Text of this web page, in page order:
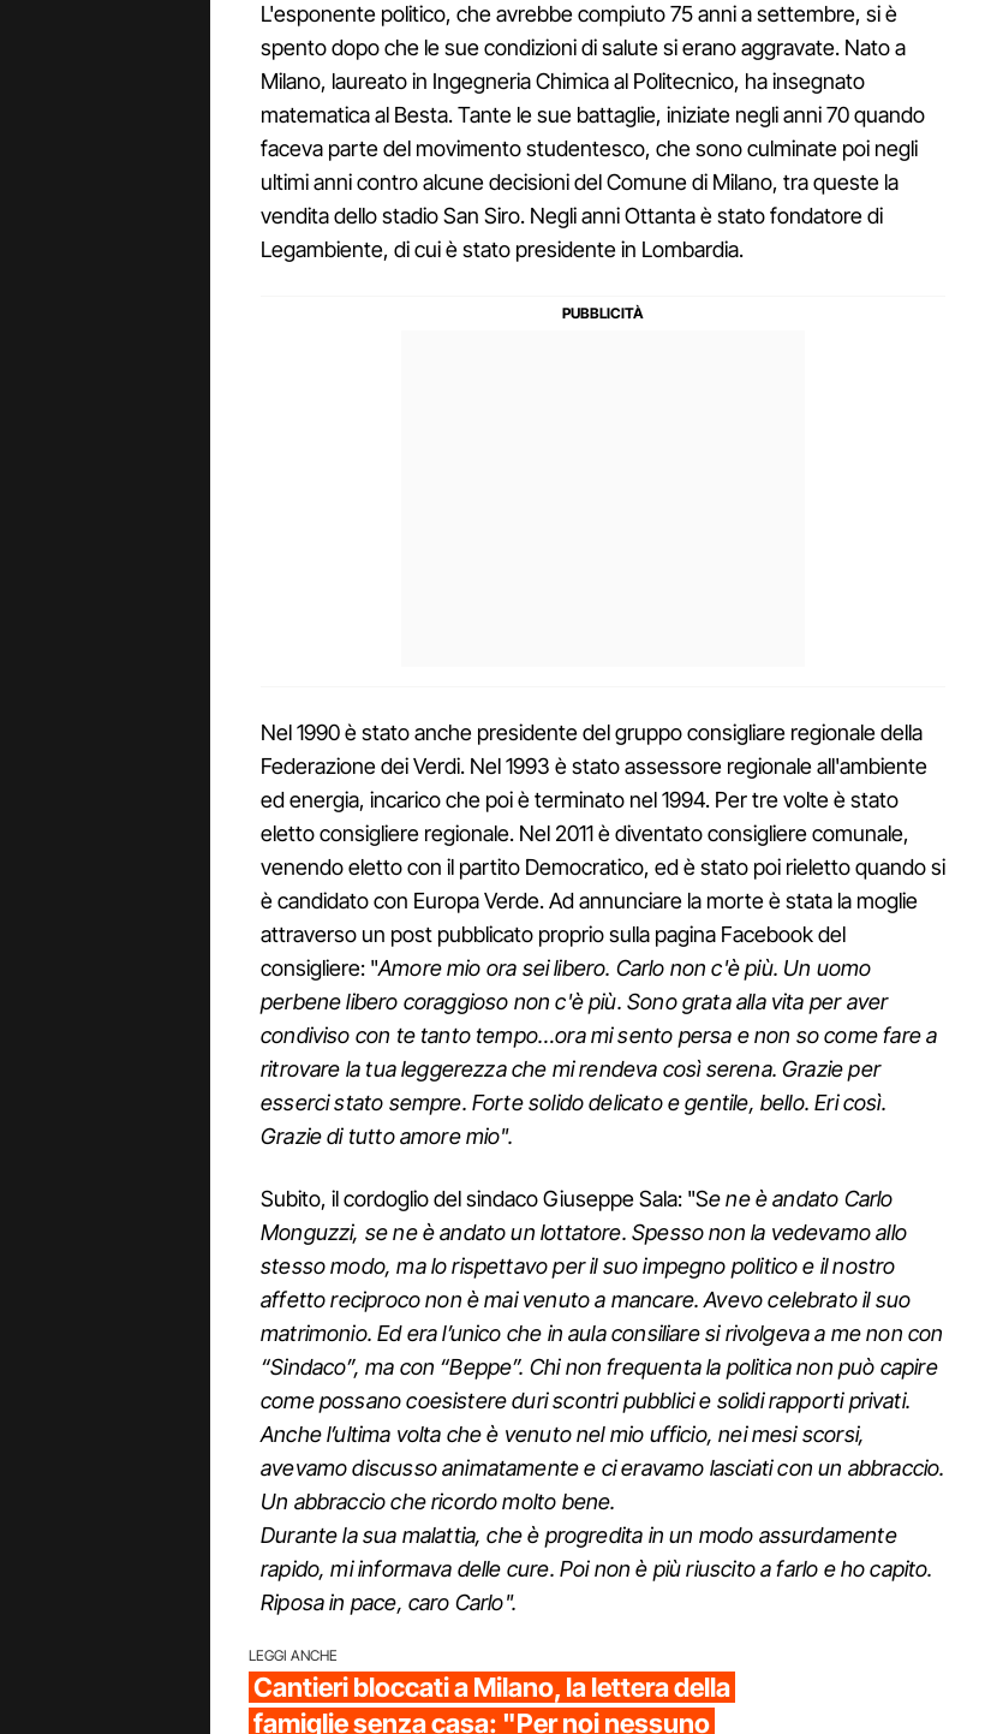
L'esponente politico, che avrebbe compiuto 75 anni a settembre, si è
spento dopo che le sue condizioni di salute si erano aggravate. Nato a
Milano, laureato in Ingegneria Chimica al Politecnico, ha insegnato
matematica al Besta. Tante le sue battaglie, iniziate negli anni 70 quando
faceva parte del movimento studentesco, che sono culminate poi negli
ultimi anni contro alcune decisioni del Comune di Milano, tra queste la
vendita dello stadio San Siro. Negli anni Ottanta è stato fondatore di
Legambiente, di cui è stato presidente in Lombardia.
Nel 1990 è stato anche presidente del gruppo consigliare regionale della
Federazione dei Verdi. Nel 1993 è stato assessore regionale all'ambiente
ed energia, incarico che poi è terminato nel 1994. Per tre volte è stato
eletto consigliere regionale. Nel 2011 è diventato consigliere comunale,
venendo eletto con il partito Democratico, ed è stato poi rieletto quando si
è candidato con Europa Verde. Ad annunciare la morte è stata la moglie
attraverso un post pubblicato proprio sulla pagina Facebook del
consigliere: "Amore mio ora sei libero. Carlo non c'è più. Un uomo
perbene libero coraggioso non c'è più. Sono grata alla vita per aver
condiviso con te tanto tempo…ora mi sento persa e non so come fare a
ritrovare la tua leggerezza che mi rendeva così serena. Grazie per
esserci stato sempre. Forte solido delicato e gentile, bello. Eri così.
Grazie di tutto amore mio".
Subito, il cordoglio del sindaco Giuseppe Sala: "Se ne è andato Carlo
Monguzzi, se ne è andato un lottatore. Spesso non la vedevamo allo
stesso modo, ma lo rispettavo per il suo impegno politico e il nostro
affetto reciproco non è mai venuto a mancare. Avevo celebrato il suo
matrimonio. Ed era l’unico che in aula consiliare si rivolgeva a me non con
“Sindaco”, ma con “Beppe”. Chi non frequenta la politica non può capire
come possano coesistere duri scontri pubblici e solidi rapporti privati.
Anche l’ultima volta che è venuto nel mio ufficio, nei mesi scorsi,
avevamo discusso animatamente e ci eravamo lasciati con un abbraccio.
Un abbraccio che ricordo molto bene.
Durante la sua malattia, che è progredita in un modo assurdamente
rapido, mi informava delle cure. Poi non è più riuscito a farlo e ho capito.
Riposa in pace, caro Carlo".
LEGGI ANCHE
Cantieri bloccati a Milano, la lettera della
famiglie senza casa: "Per noi nessuno